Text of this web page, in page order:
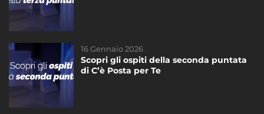
16 Gennaio 2026
Scopri gli ospiti della seconda puntata
di C’è Posta per Te
08 Marzo 2024
Scopri gli ospiti dell’ottava puntata di
#CePostaPerTe